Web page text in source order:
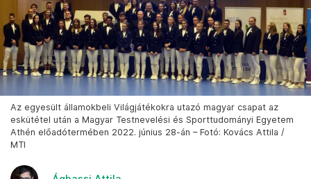
Az egyesült államokbeli Világjátékokra utazó magyar csapat az
eskütétel után a Magyar Testnevelési és Sporttudományi Egyetem
Athén előadótermében 2022. június 28-án – Fotó: Kovács Attila /
MTI